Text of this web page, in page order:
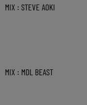
MIX : STEVE AOKI
MIX : MDL BEAST